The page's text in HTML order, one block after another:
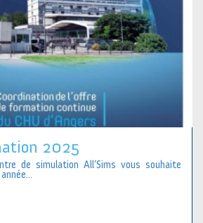
2025
de simulation All’Sims vous souhaite